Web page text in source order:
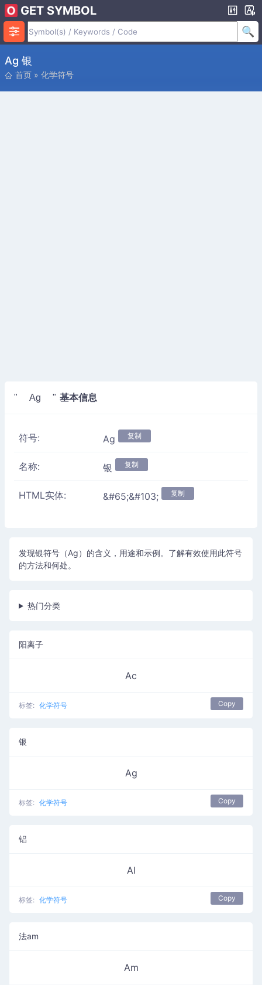
GET SYMBOL
Ag 银
首页 » 化学符号
" Ag " 基本信息
符号: Ag 复制
名称: 银 复制
HTML实体: &#65;&#103; 复制
发现银符号（Ag）的含义，用途和示例。了解有效使用此符号
的方法和何处。
热门分类
阳离子
Ac
标签: 化学符号 Copy
银
Ag
标签: 化学符号 Copy
铝
Al
标签: 化学符号 Copy
法am
Am